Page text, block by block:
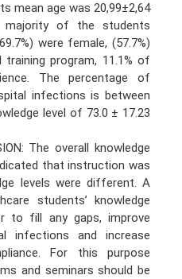
mean age was 20,99±2,64
majority of the students
were female, (57.7%)
program, 11.1% of
The percentage of
infections is between
level of 73.0 ± 17.23
The overall knowledge
that instruction was
levels were different. A
students’ knowledge
to fill any gaps, improve
infections and increase
For this purpose
and seminars should be